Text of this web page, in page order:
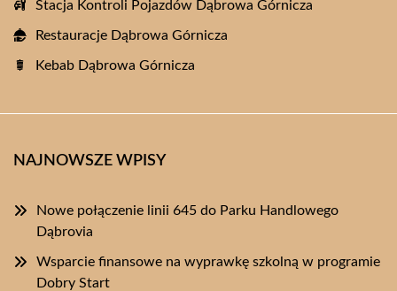
Stacja Kontroli Pojazdów Dąbrowa Górnicza
Restauracje Dąbrowa Górnicza
Kebab Dąbrowa Górnicza
NAJNOWSZE WPISY
Nowe połączenie linii 645 do Parku Handlowego
Dąbrovia
Wsparcie finansowe na wyprawkę szkolną w programie
Dobry Start